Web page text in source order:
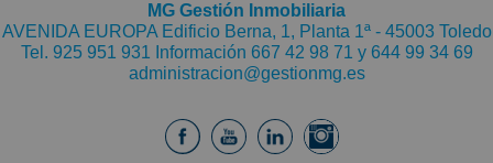
MG Gestión Inmobiliaria
AVENIDA EUROPA Edificio Berna, 1, Planta 1ª - 45003 Toledo
Tel. 925 951 931 Información 667 42 98 71 y 644 99 34 69
administracion@gestionmg.es